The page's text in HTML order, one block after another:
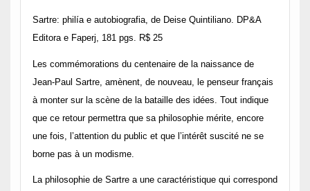
Sartre: philía e autobiografia, de Deise Quintiliano. DP&A
Editora e Faperj, 181 pgs. R$ 25
Les commémorations du centenaire de la naissance de
Jean-Paul Sartre, amènent, de nouveau, le penseur français
à monter sur la scène de la bataille des idées. Tout indique
que ce retour permettra que sa philosophie mérite, encore
une fois, l’attention du public et que l’intérêt suscité ne se
borne pas à un modisme.
La philosophie de Sartre a une caractéristique qui correspond